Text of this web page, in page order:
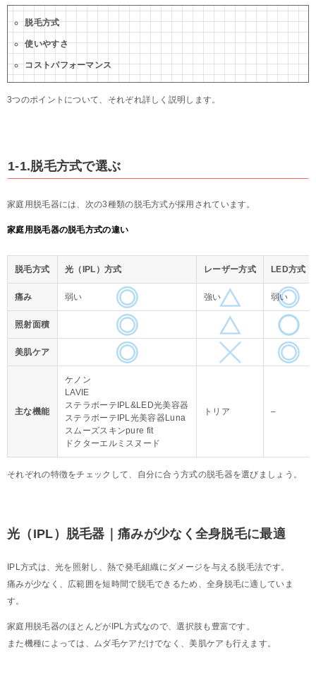
脱毛方式
使いやすさ
コストパフォーマンス
3つのポイントについて、それぞれ詳しく説明します。
1-1.脱毛方式で選ぶ
家庭用脱毛器には、次の3種類の脱毛方式が採用されています。
家庭用脱毛器の脱毛方式の違い
脱毛方式 光（IPL）方式 レーザー方式 LED方式
痛み 弱い 強い 弱い
照射面積
美肌ケア
主な機能
ケノン
LAVIE
ステラボーテIPL&LED光美容器
ステラボーテIPL光美容器Luna
スムーズスキンpure fit
ドクターエルミスヌード
トリア –
それぞれの特徴をチェックして、自分に合う方式の脱毛器を選びましょう。
光（IPL）脱毛器｜痛みが少なく全身脱毛に最適
IPL方式は、光を照射し、熱で発毛組織にダメージを与える脱毛法です。
痛みが少なく、広範囲を短時間で脱毛できるため、全身脱毛に適していま
す。
家庭用脱毛器のほとんどがIPL方式なので、選択肢も豊富です。
また機種によっては、ムダ毛ケアだけでなく、美肌ケアも行えます。